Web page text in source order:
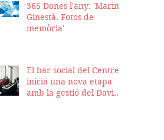
365 Dones l'any: 'Marina
Ginestà. Fotos de
memòria'
El bar social del Centre
inicia una nova etapa
amb la gestió del David